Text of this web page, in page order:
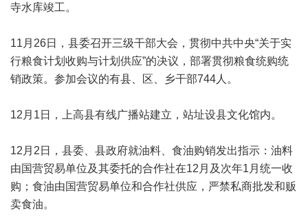
寺水库竣工。
11月26日，县委召开三级干部大会，贯彻中共中央“关于实
行粮食计划收购与计划供应”的决议，部署贯彻粮食统购统
销政策。参加会议的有县、区、乡干部744人。
12月1日，上高县有线广播站建立，站址设县文化馆内。
12月2日，县委、县政府就油料、食油购销发出指示：油料
由国营贸易单位及其委托的合作社在12月及次年1月统一收
购；食油由国营贸易单位和合作社供应，严禁私商批发和贩
卖食油。